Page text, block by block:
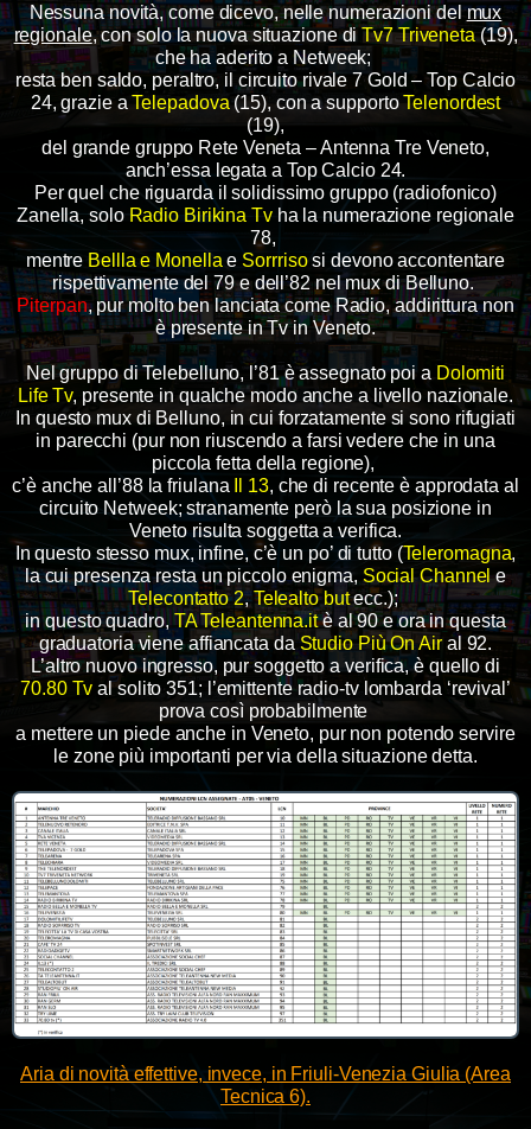
Nessuna novità, come dicevo, nelle numerazioni delmux
regionale, con solo la nuova situazione diTv7 Triveneta(19),
che ha aderito a Netweek;
resta ben saldo, peraltro, il circuito rivale 7 Gold – Top Calcio
24, grazie aTelepadova(15), con a supportoTelenordest
(19),
del grande gruppo Rete Veneta – Antenna Tre Veneto,
anch’essa legata a Top Calcio 24.
Per quel che riguarda il solidissimo gruppo (radiofonico)
Zanella, solo Radio Birikina Tvha la numerazione regionale
78,
mentre Bellla e Monella e Sorrrisosi devono accontentare
rispettivamente del 79 e dell’82 nel mux di Belluno.
Piterpan, pur molto ben lanciata come Radio, addirittura non
è presente in Tv in Veneto.
Nel gruppo di Telebelluno, l’81 è assegnato poi a Dolomiti
Life Tv, presente in qualche modo anche a livello nazionale.
In questo mux di Belluno, in cui forzatamente si sono rifugiati
in parecchi (pur non riuscendo a farsi vedere che in una
piccola fetta della regione),
c’è anche all’88 la friulana
Il 13, che di recente è approdata al
circuito Netweek; stranamente però la sua posizione in
Veneto risulta soggetta a verifica.
In questo stesso mux, infine, c’è un po’ di tutto (Teleromagna,
la cui presenza resta un piccolo enigma, Social Channele
Telecontatto 2,Telealto butecc.);
in questo quadro,TA Teleantenna.itè al 90 e ora in questa
graduatoria viene affiancata daStudio Più On Airal 92.
L’altro nuovo ingresso, pur soggetto a verifica, è quello di
70.80 Tv al solito 351; l’emittente radio-tv lombarda ‘revival’
prova così probabilmente
a mettere un piede anche in Veneto, pur non potendo servire
le zone più importanti per via della situazione detta.
Aria di novità effettive, invece, in Friuli-Venezia Giulia (Area
Tecnica 6).